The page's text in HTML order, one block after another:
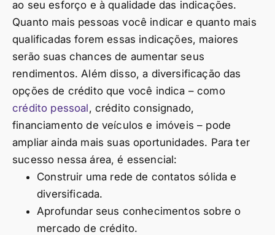
ao seu esforço e à qualidade das indicações.
Quanto mais pessoas você indicar e quanto mais
qualificadas forem essas indicações, maiores
serão suas chances de aumentar seus
rendimentos. Além disso, a diversificação das
opções de crédito que você indica – como
crédito pessoal, crédito consignado,
financiamento de veículos e imóveis – pode
ampliar ainda mais suas oportunidades. Para ter
sucesso nessa área, é essencial:
Construir uma rede de contatos sólida e
diversificada.
Aprofundar seus conhecimentos sobre o
mercado de crédito.